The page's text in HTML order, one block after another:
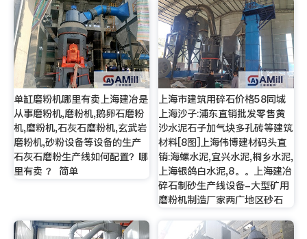
单缸磨粉机哪里有卖上海建冶是
从事磨粉机,磨粉机,鹅卵石磨粉
机,磨粉机,石灰石磨粉机,玄武岩
磨粉机,砂粉设备等设备的生产
石灰石磨粉生产线如何配置？哪
里有卖 ？ 简单
上海市建筑用碎石价格58同城
上海沙子:浦东直销批发零售黄
沙水泥石子加气块多孔砖等建筑
材料[8图]上海伟博建材码头直
销:海螺水泥,宜兴水泥,桐乡水泥,
上海银鸽白水泥,8。。上海建冶
碎石制砂生产线设备-大型矿用
磨粉机制造厂家两广地区砂石